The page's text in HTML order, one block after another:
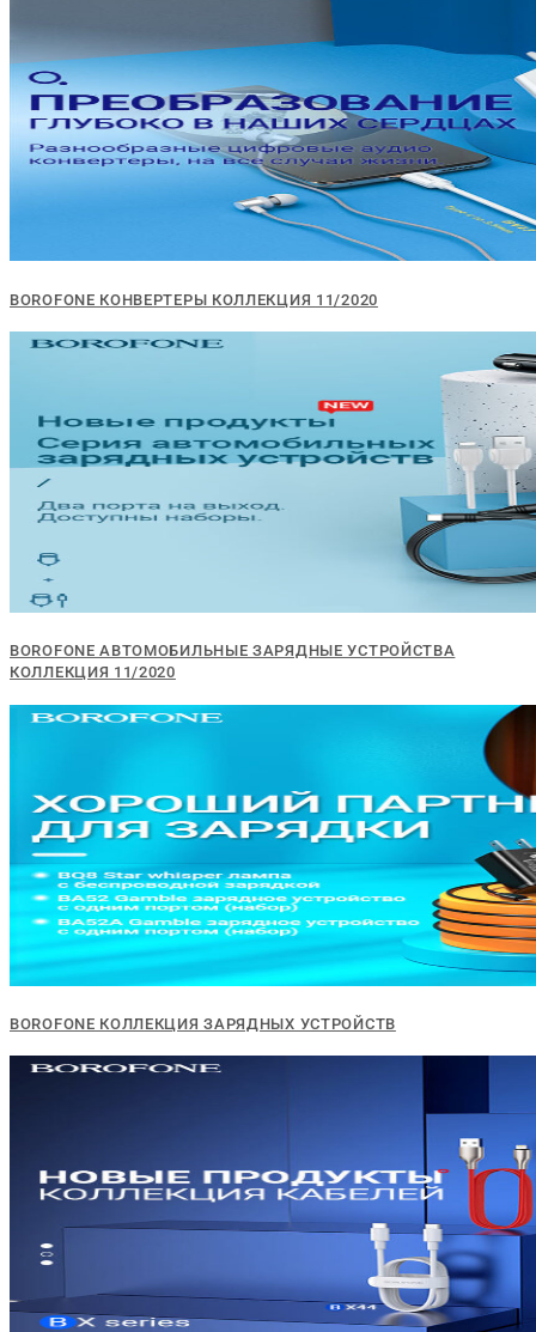
BOROFONE КОНВЕРТЕРЫ КОЛЛЕКЦИЯ 11/2020
BOROFONE АВТОМОБИЛЬНЫЕ ЗАРЯДНЫЕ УСТРОЙСТВА
КОЛЛЕКЦИЯ 11/2020
BOROFONE КОЛЛЕКЦИЯ ЗАРЯДНЫХ УСТРОЙСТВ